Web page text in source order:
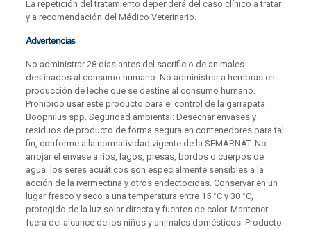
La repetición del tratamiento dependerá del caso clínico a tratar
y a recomendación del Médico Veterinario.
Advertencias
No administrar 28 días antes del sacrificio de animales
destinados al consumo humano. No administrar a hembras en
producción de leche que se destine al consumo humano.
Prohibido usar este producto para el control de la garrapata
Boophilus spp. Seguridad ambiental: Desechar envases y
residuos de producto de forma segura en contenedores para tal
fin, conforme a la normatividad vigente de la SEMARNAT. No
arrojar el envase a ríos, lagos, presas, bordos o cuerpos de
agua; los seres acuáticos son especialmente sensibles a la
acción de la ivermectina y otros endectocidas. Conservar en un
lugar fresco y seco a una temperatura entre 15 °C y 30 °C,
protegido de la luz solar directa y fuentes de calor. Mantener
fuera del alcance de los niños y animales domésticos. Producto